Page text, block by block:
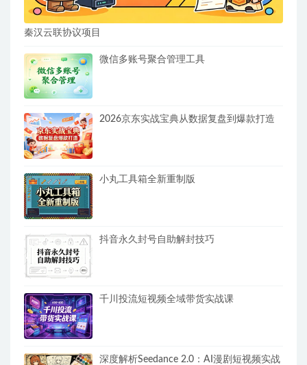
秦汉云联协议项目
微信多账号聚合管理工具
2026京东实战宝典从数据复盘到爆款打造
小丸工具箱全新重制版
抖音永久封号自助解封技巧
千川投流短视频全域带货实战课
深度解析Seedance 2.0：AI漫剧短视频实战